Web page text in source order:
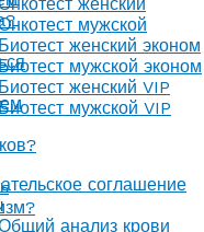
мужской
Биотест женский эконом
мужской эконом
Биотест женский VIP
мужской VIP
соглашение
анализ крови